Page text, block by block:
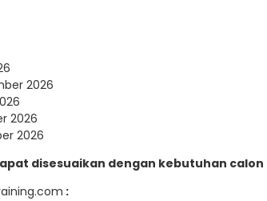
2026
2026
2026
disesuaikan dengan kebutuhan
: